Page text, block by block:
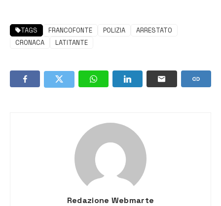
TAGS FRANCOFONTE POLIZIA
ARRESTATO
CRONACA
LATITANTE
Redazione Webmarte